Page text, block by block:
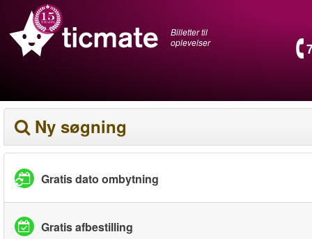
Billetter til
oplevelser
Ny søgning
Gratis dato ombytning
Gratis afbestilling